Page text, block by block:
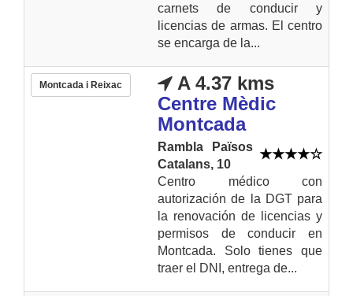
carnets de conducir y
licencias de armas. El centro
se encarga de la...
Montcada i Reixac
A 4.37 kms
Centre Mèdic
Montcada
Rambla Països
Catalans, 10
Centro médico con
autorización de la DGT para
la renovación de licencias y
permisos de conducir en
Montcada. Solo tienes que
traer el DNI, entrega de...